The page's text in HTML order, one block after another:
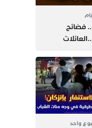
فضائح
تثير الجدل
واحد